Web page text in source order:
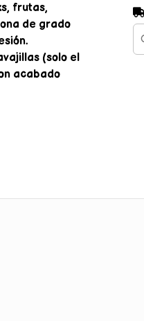
frutas,
de grado
(solo el
acabado